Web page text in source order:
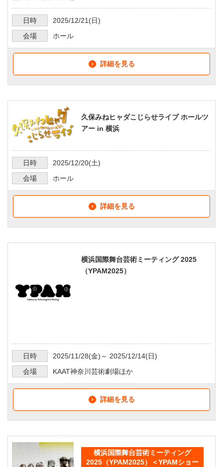
日時 2025/12/21(日)
会場
ホール
詳細を見る
久保みねヒャダこじらせライブ ホールツ
アー in 横浜
日時 2025/12/20(土)
会場
ホール
詳細を見る
横浜国際舞台芸術ミーティング 2025
（YPAM2025）
日時 2025/11/28(金)～ 2025/12/14(日)
会場
KAAT神奈川芸術劇場ほか
詳細を見る
横浜国際舞台芸術ミーティング
2025（YPAM2025）＜YPAMショー